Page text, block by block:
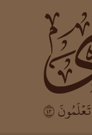
طريقة البحث
ذكي